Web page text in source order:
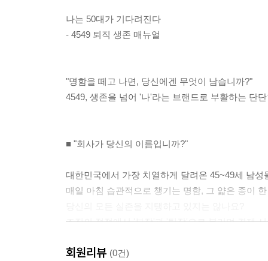
22. 양복 대신 등산복을 입고 평일 낮에 산에 오르
23. 동창회에서 "요즘 뭐 해?"라는 질문에 화장실로
26. 조직이라는 배경이 사라지자 나는 그냥 '배 나
28. 내가 사라져도 회사는 아무 일 없다는 듯 잘 돌
PART 5. [가계 부채] "우리 집인 줄 알았는데, 은행
29. 퇴직금 봉투가 통장을 거치지도 않고 은행으로
나는 50대가 기다려진다
- 4549 퇴직 생존 매뉴얼
"명함을 떼고 나면, 당신에겐 무엇이 남습니까?"
4549, 생존을 넘어 '나'라는 브랜드로 부활하는 단
■ "회사가 당신의 이름입니까?"
대한민국에서 가장 치열하게 달려온 45~49세 남성
매일 아침 습관적으로 챙기는 명함, 그 얇은 종이
조직의 정점에서 '부장'과 '팀장'으로 불리며 결제
위태롭기만 합니다.
회원리뷰 (0건)